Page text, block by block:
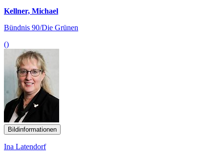
Kellner, Michael
Bündnis 90/Die Grünen
()
Bildinformationen
Ina Latendorf